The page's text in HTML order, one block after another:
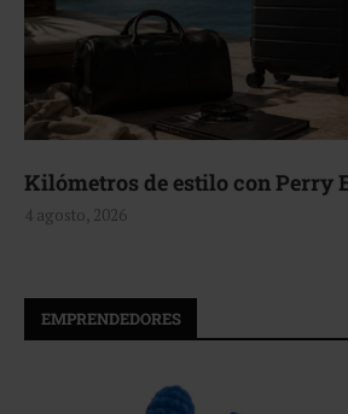
Aerie, texturas que fluyen
4 agosto, 2026
EMPRENDEDORES